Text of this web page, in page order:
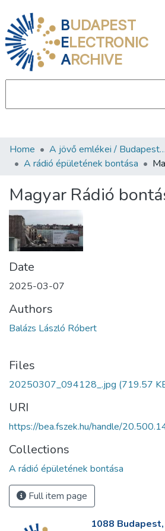
BUDAPEST
ELECTRONIC
ARCHIVE
Communities & Collections
Statistics
About us
Home
A jövő emlékei / Budapest ma
A rádió épületének bontása
Magyar Rádió
Date
2025-03-07
Authors
Balázs László Róbert
Files
20250307_094128_.jpg (719.57
URI
https://bea.fszek.hu/handle/
Collections
A rádió épületének bontása
Full item page
1088